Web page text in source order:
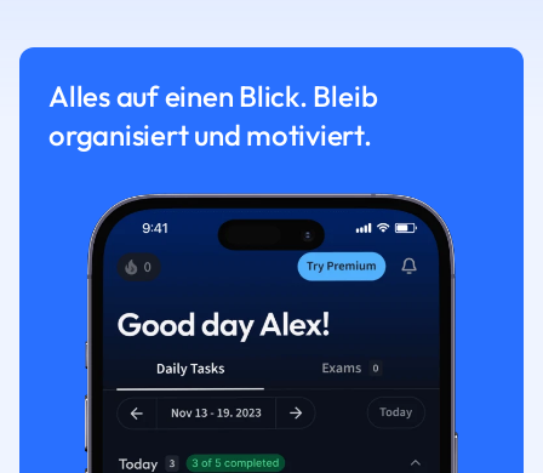
Alles auf einen Blick. Bleib
organisiert und motiviert.